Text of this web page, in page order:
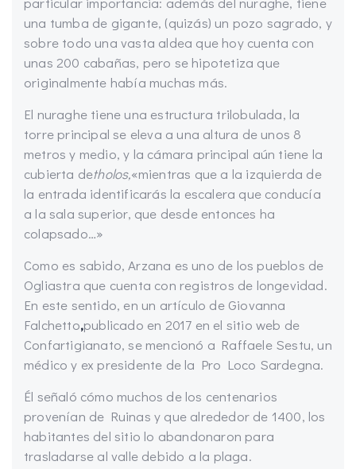
una tumba de gigante, (quizás) un pozo sagrado, y
sobre todo una vasta aldea que hoy cuenta con
unas 200 cabañas, pero se hipotetiza que
originalmente había muchas más.
El nuraghe tiene una estructura trilobulada, la
torre principal se eleva a una altura de unos 8
metros y medio, y la cámara principal aún tiene la
cubierta detholos,«mientras que a la izquierda de
la entrada identificarás la escalera que conducía
a la sala superior, que desde entonces ha
colapsado…»
Como es sabido, Arzana es uno de los pueblos de
Ogliastra que cuenta con registros de longevidad.
En este sentido, en un artículo de Giovanna
Falchetto,publicado en 2017 en el sitio web de
Confartigianato, se mencionó a Raffaele Sestu, un
médico y ex presidente de la Pro Loco Sardegna.
Él señaló cómo muchos de los centenarios
provenían de Ruinas y que alrededor de 1400, los
habitantes del sitio lo abandonaron para
trasladarse al valle debido a la plaga.